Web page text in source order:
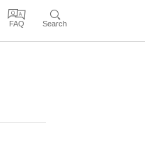
FAQ Search